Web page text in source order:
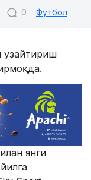
0 Футбол
янги